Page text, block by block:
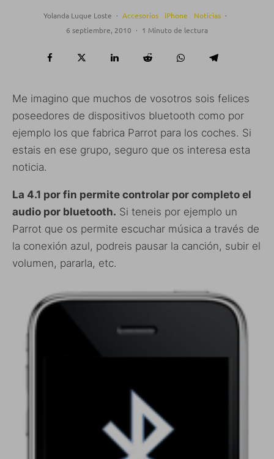
Yolanda Luque Loste · Accesorios iPhone Noticias ·
6 septiembre, 2010 · 1 Minuto de lectura
Me imagino que muchos de vosotros sois felices
poseedores de dispositivos bluetooth como por
ejemplo los que fabrica Parrot para los coches. Si
estais en ese grupo, seguro que os interesa esta
noticia.
La 4.1 por fin permite controlar por completo el
audio por bluetooth. Si teneis por ejemplo un
Parrot que os permite escuchar música a través de
la conexión azul, podreis pausar la canción, subir el
volumen, pararla, etc.